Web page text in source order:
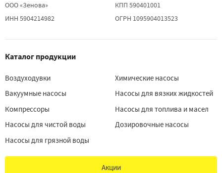
ООО «Зенова»
ИНН 5904214982
КПП 590401001
ОГРН 1095904013523
Каталог продукции
Воздуходувки
Вакуумные насосы
Компрессоры
Насосы для чистой воды
Насосы для грязной воды
Химические насосы
Насосы для вязких жидкостей
Насосы для топлива и масел
Дозировочные насосы
Акции